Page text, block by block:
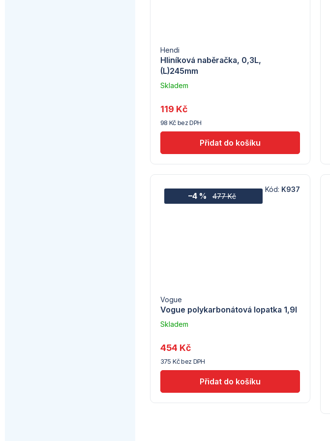
Hliníková naběračka, 0,3L,
(L)245mm
Hendi
Skladem
dodavatele
(7) -
Hendi
98 Kč bez DPH
119 Kč
477 Kč
–4 %
Vogue polykarbonátová lopatka 1,9l
Vogue
Skladem
dodavatele
(10)
375 Kč bez DPH
454 Kč
Kód: K937